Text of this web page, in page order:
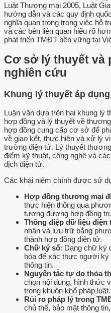
Luật Thương mại 2005, Luật
hướng dẫn và các quy định
nghĩa quan trọng trong việc hỗ
và các bên liên quan hiểu rõ
phát triển TMĐT bền vững tại
Cơ sở lý thuyết và
nghiên cứu
Khung lý thuyết áp dụng
Luận văn dựa trên hai khung lý
hợp đồng và lý thuyết về
hợp đồng cung cấp cơ sở để
về giao kết, thực hiện và xử lý
trường điện tử. Lý thuyết
điểm kỹ thuật, công nghệ và
dịch điện tử.
Các khái niệm chính được sử
Hợp đồng thương mại
thực hiện thông qua
tương đương hợp đồng
Thông điệp dữ liệu điện
nhận và lưu trữ bằng
thành hợp đồng điện tử.
Chữ ký số: Dạng chữ ký
hóa để xác thực người ký
thông tin.
Nguyên tắc tự do thỏa
chọn nội dung, hình thức
trong khuôn khổ pháp luật.
Rủi ro pháp lý trong
chủ thể, bảo mật thông